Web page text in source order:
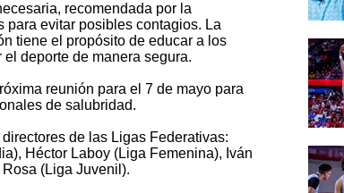
recomendada por la
evitar posibles contagios. La
tiene el propósito de educar a los
deporte de manera segura.
reunión para el 7 de mayo para
de salubridad.
de las Ligas Federativas:
Héctor Laboy (Liga Femenina), Iván
(Liga Juvenil).